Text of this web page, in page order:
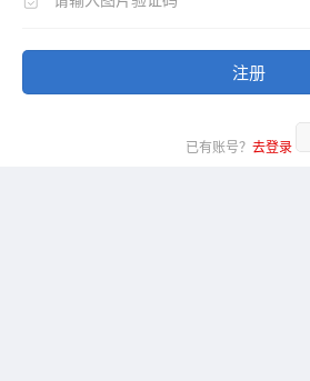
注册
已有账号？ 去登录